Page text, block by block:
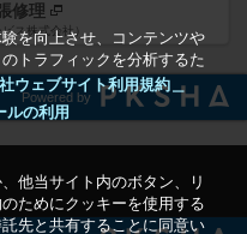
を向上させ、コンテンツや
トラフィックを分析するた
ウェブサイト利用規約＿
ルの利用
他当サイト内のボタン、リ
ためにクッキーを使用する
先と共有することに同意い
修理
ビス株式会社）
Powered by